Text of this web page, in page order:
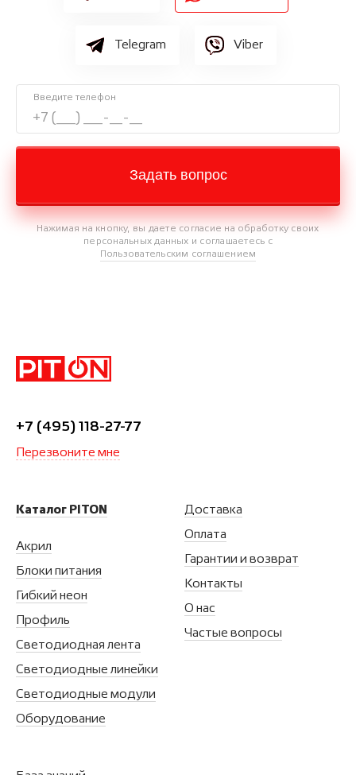
Telegram Viber
Введите телефон
Задать вопрос
Нажимая на кнопку, вы даете согласие на обработку своих
персональных данных и соглашаетесь с
Пользовательским соглашением
Каталог PITON
Акрил
Блоки питания
Гибкий неон
Профиль
Светодиодная лента
Светодиодные линейки
Светодиодные модули
Оборудование
Доставка
Оплата
Гарантии и возврат
Контакты
О нас
Частые вопросы
+7 (495) 118-27-77
Перезвоните мне